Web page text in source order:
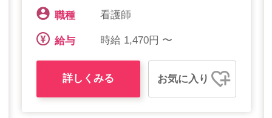
職種 看護師
給与 時給 1,470円 〜
詳しくみる お気に入り